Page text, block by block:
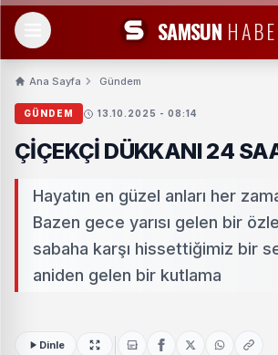
SAMSUN
Ana Sayfa Gündem
GÜNDEM 13.10.2025 - 08:14
ÇİÇEKÇİ DÜKKANI 24
Hayatın en güzel anları her
Bazen gece yarısı gelen bir
sabaha karşı hissettiğimiz bir
aniden gelen bir kutlama
Dinle